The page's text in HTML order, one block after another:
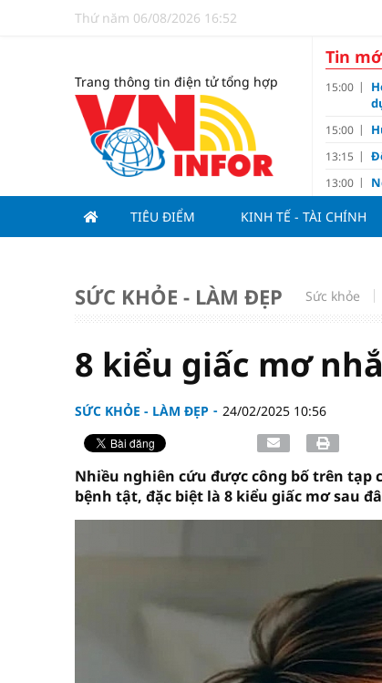
Thứ năm 06/08/2026 16:52
Trang thông tin điện tử tổng hợp
Tin
15:00
15:00
13:15
13:00
11:00
10:10
10:07
09:00
TIÊU ĐIỂM KINH TẾ - TÀI CHÍNH
SỨC KHỎE - LÀM ĐẸP Sức khỏe
8 kiểu giấc mơ
SỨC KHỎE - LÀM ĐẸP 24/02/2025 10:56
Nhiều nghiên cứu được công bố trên tạp
bệnh tật, đặc biệt là 8 kiểu giấc mơ sau